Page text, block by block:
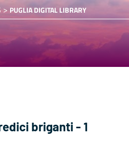
> PUGLIA DIGITAL LIBRARY
briganti - 1